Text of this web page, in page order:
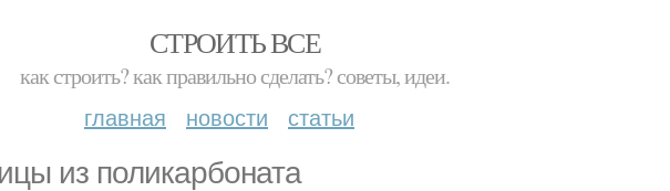
СТРОИТЬ ВСЕ
как строить? как правильно сделать? советы, идеи.
главная новости статьи
из поликарбоната